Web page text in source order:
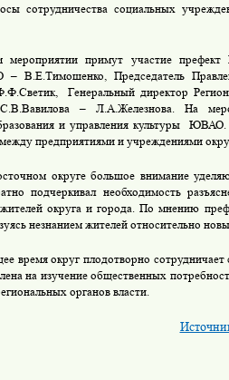
сотрудничества социальных
примут участие префект
В.Е.Тимошенко, Председатель
Генеральный директор
– Л.А.Железнова. На
и управления культуры
ЮВАО.
предприятиями и учреждениями
округе большое внимание
подчеркивал необходимость
округа и города. По мнению
незнанием жителей относительно
время округ плодотворно
на изучение общественных
органов власти.